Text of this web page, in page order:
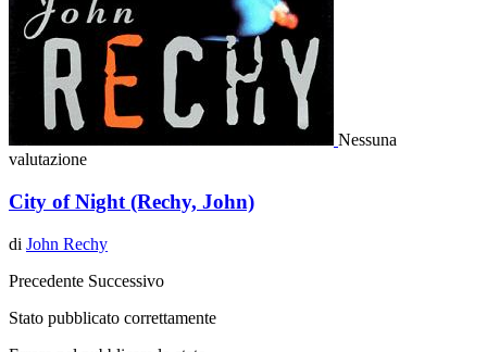
Nessuna
valutazione
City of Night (Rechy, John)
di John Rechy
Precedente Successivo
Stato pubblicato correttamente